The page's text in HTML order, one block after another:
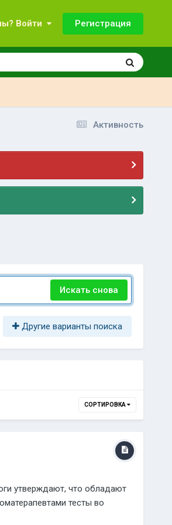
Войти Регистрация
Активность
Искать снова
Другие варианты поиска
СОРТИРОВКА
утверждают, что обладают
тесты во